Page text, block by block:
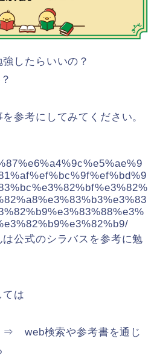
したらいいの？
参考にしてみてください。
公式のシラバスを参考に勉
ては
web検索や参考書を通じ